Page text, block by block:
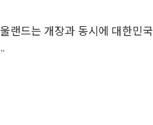
랜드는 개장과 동시에 대한민국